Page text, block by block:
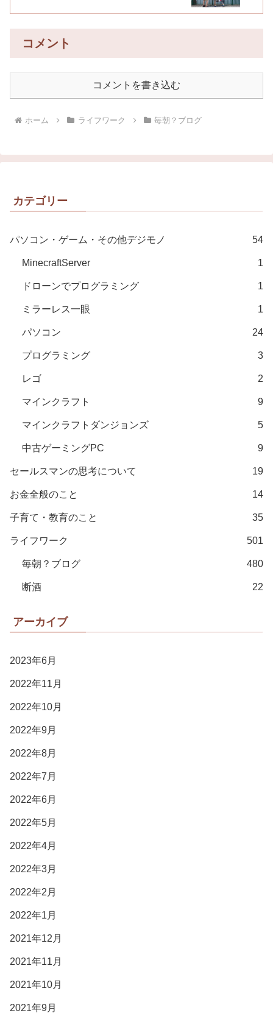
コメント
コメントを書き込む
ホーム ライフワーク 毎朝？ブログ
カテゴリー
パソコン・ゲーム・その他デジモノ 54
MinecraftServer 1
ドローンでプログラミング 1
ミラーレス一眼 1
パソコン 24
プログラミング 3
レゴ 2
マインクラフト 9
マインクラフトダンジョンズ 5
中古ゲーミングPC 9
セールスマンの思考について 19
お金全般のこと 14
子育て・教育のこと 35
ライフワーク 501
毎朝？ブログ 480
断酒 22
アーカイブ
2023年6月
2022年11月
2022年10月
2022年9月
2022年8月
2022年7月
2022年6月
2022年5月
2022年4月
2022年3月
2022年2月
2022年1月
2021年12月
2021年11月
2021年10月
2021年9月